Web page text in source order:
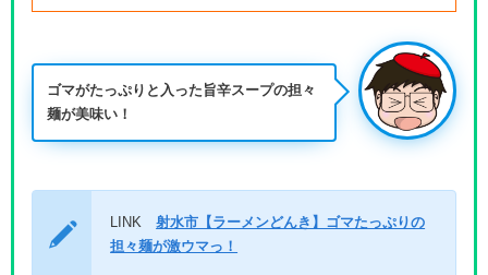
ゴマがたっぷりと入った旨辛スープの担々
麺が美味い！
LINK射水市【ラーメンどんき】ゴマたっぷりの
担々麺が激ウマっ！